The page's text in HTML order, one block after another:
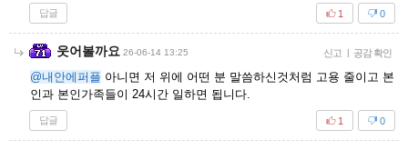
답글 0
1
웃어볼까요 26-06-14 13:25 신고 공감 확인
@내안에퍼플 아니면 저 위에 어떤 분 말씀하신것처럼 고용 줄이고 본
인과 본인가족들이 24시간 일하면 됩니다.
답글 0
1